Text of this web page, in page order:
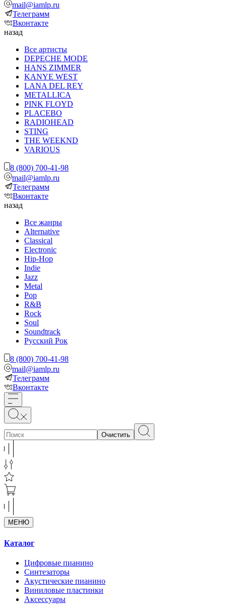
mail@iamlp.ru
Телеграмм
Вконтакте
назад
Все артисты
DEPECHE MODE
HANS ZIMMER
KANYE WEST
LANA DEL REY
METALLICA
PINK FLOYD
PLACEBO
RADIOHEAD
STING
THE WEEKND
VARIOUS
8 (800) 700-41-98
mail@iamlp.ru
Телеграмм
Вконтакте
назад
Все жанры
Alternative
Classical
Electronic
Hip-Hop
Indie
Jazz
Metal
Pop
R&B
Rock
Soul
Soundtrack
Русский Рок
8 (800) 700-41-98
mail@iamlp.ru
Телеграмм
Вконтакте
Очистить
МЕНЮ
Каталог
Цифровые пианино
Синтезаторы
Акустические пианино
Виниловые пластинки
Аксессуары